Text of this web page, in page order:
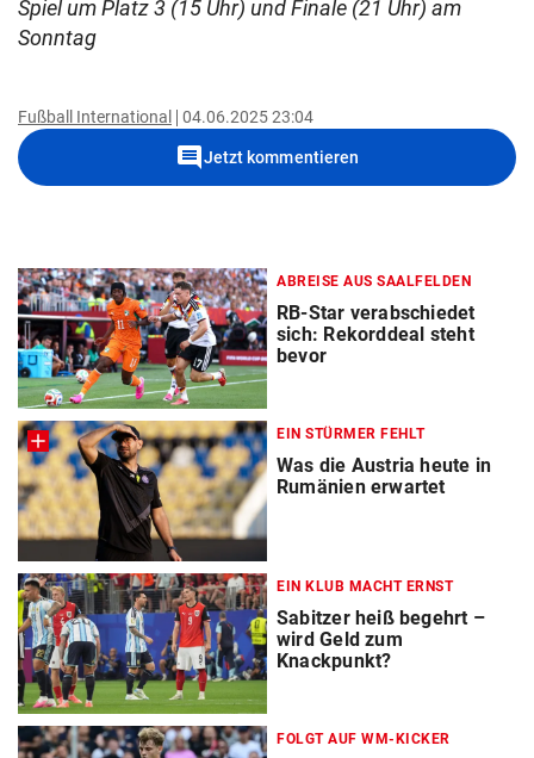
Spiel um Platz 3 (15 Uhr) und Finale (21 Uhr) am
Sonntag
Fußball International 04.06.2025 23:04
commentJetzt kommentieren
ABREISE AUS SAALFELDEN
RB-Star verabschiedet
sich: Rekorddeal steht
bevor
EIN STÜRMER FEHLT
Was die Austria heute in
Rumänien erwartet
EIN KLUB MACHT ERNST
Sabitzer heiß begehrt –
wird Geld zum
Knackpunkt?
FOLGT AUF WM-KICKER